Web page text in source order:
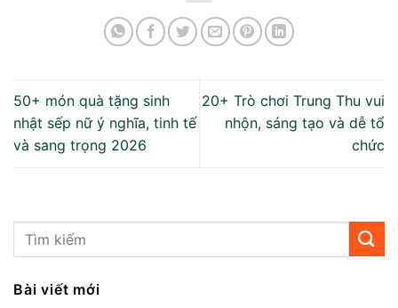
50+ món quà tặng sinh
nhật sếp nữ ý nghĩa, tinh tế
và sang trọng 2026
20+ Trò chơi Trung Thu vui
nhộn, sáng tạo và dễ tổ
chức
Bài viết mới